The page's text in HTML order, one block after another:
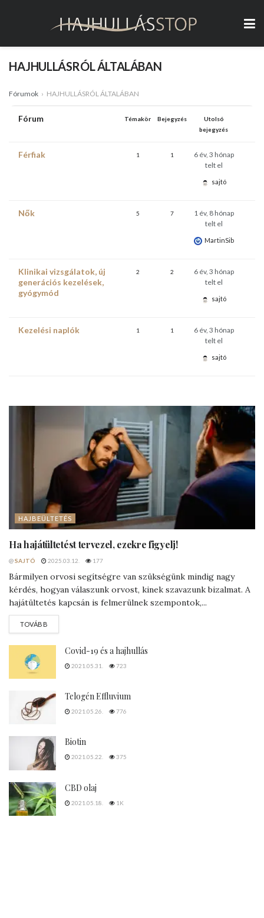
HAJHULLÁSRÓL ÁLTALÁBAN
Fórumok › HAJHULLÁSRÓL ÁLTALÁBAN
Fórum Témakör Bejegyzés
Utolsó
bejegyzés
Férfiak 1 1
6 év, 3 hónap
telt el
sajtó
Nők 5 7
1 év, 8 hónap
telt el
MartinSib
Klinikai vizsgálatok, új
generációs kezelések,
gyógymód
2 2
6 év, 3 hónap
telt el
sajtó
Kezelési naplók 1 1
6 év, 3 hónap
telt el
sajtó
HAJBEÜLTETÉS
Ha hajátültetést tervezel, ezekre figyelj!
@SAJTÓ 2025.03.12. 177
Bármilyen orvosi segítségre van szükségünk mindig nagy
kérdés, hogyan válaszunk orvost, kinek szavazunk bizalmat. A
hajátültetés kapcsán is felmerülnek szempontok,...
TOVÁBB
Covid-19 és a hajhullás
2021.05.31. 723
Telogén Effluvium
2021.05.26. 776
Biotin
2021.05.22. 375
CBD olaj
2021.05.18. 1K